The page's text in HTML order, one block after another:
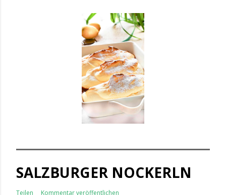
SALZBURGER NOCKERLN
Teilen Kommentar veröffentlichen